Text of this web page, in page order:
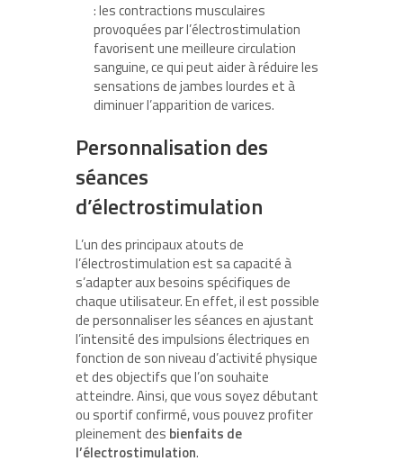
: les contractions musculaires
provoquées par l’électrostimulation
favorisent une meilleure circulation
sanguine, ce qui peut aider à réduire les
sensations de jambes lourdes et à
diminuer l’apparition de varices.
Personnalisation des
séances
d’électrostimulation
L’un des principaux atouts de
l’électrostimulation est sa capacité à
s’adapter aux besoins spécifiques de
chaque utilisateur. En effet, il est possible
de personnaliser les séances en ajustant
l’intensité des impulsions électriques en
fonction de son niveau d’activité physique
et des objectifs que l’on souhaite
atteindre. Ainsi, que vous soyez débutant
ou sportif confirmé, vous pouvez profiter
pleinement des bienfaits de
l’électrostimulation.